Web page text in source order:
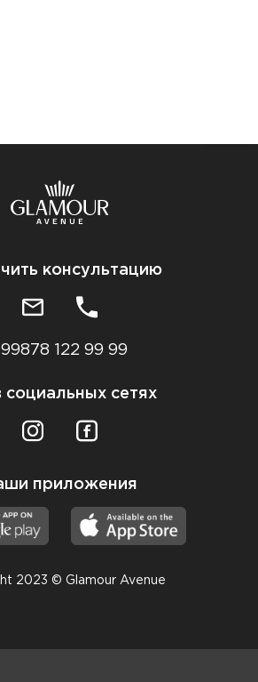
консультацию
122 99 99
социальных сетях
приложения
2023 © Glamour Avenue